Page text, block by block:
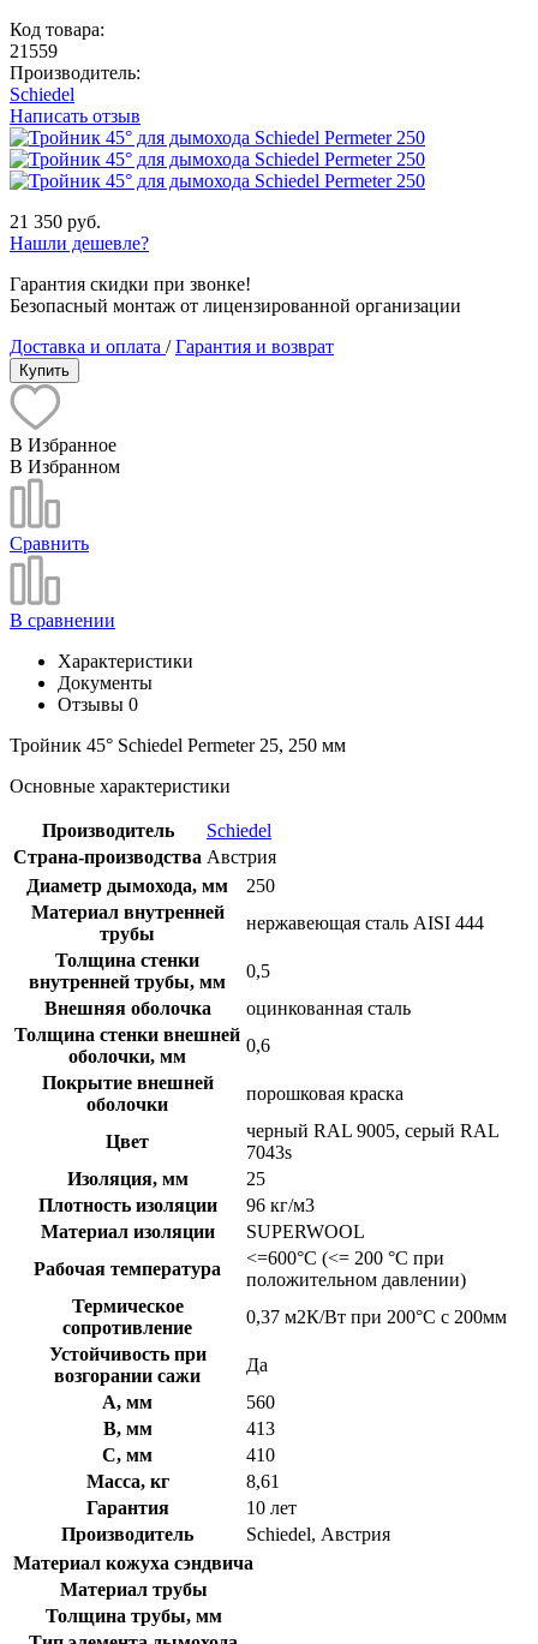
Код товара:
21559
Производитель:
Schiedel
Написать отзыв
21 350 руб.
Нашли дешевле?
Гарантия скидки при звонке!
Безопасный монтаж от лицензированной организации
Доставка и оплата /Гарантия и возврат
Купить
В Избранное
В Избранном
Сравнить
В сравнении
Характеристики
Документы
Отзывы 0
Тройник 45° Schiedel Permeter 25, 250 мм
Основные характеристики
Производитель
Schiedel
Страна-производства Австрия
Диаметр дымохода, мм
250
Материал внутренней
трубы
нержавеющая сталь AISI 444
Толщина стенки
внутренней трубы, мм
0,5
Внешняя оболочка
оцинкованная сталь
Толщина стенки внешней
оболочки, мм
0,6
Покрытие внешней
оболочки
порошковая краска
Цвет
черный RAL 9005, серый RAL
7043s
Изоляция, мм
25
Плотность изоляции
96 кг/м3
Материал изоляции
SUPERWOOL
Рабочая температура
<=600°C (<= 200 °C при
положительном давлении)
Термическое
сопротивление
0,37 м2К/Вт при 200°С с 200мм
Устойчивость при
возгорании сажи
Да
A, мм
560
B, мм
413
C, мм
410
Масса, кг
8,61
Гарантия
10 лет
Производитель
Schiedel, Австрия
Материал кожуха сэндвича
Материал трубы
Толщина трубы, мм